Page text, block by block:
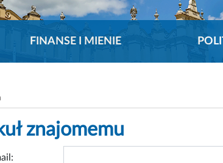
FINANSE I MIENIE
znajomemu